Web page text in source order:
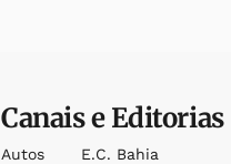
Canais e Editorias
Autos
E.c. Bahia